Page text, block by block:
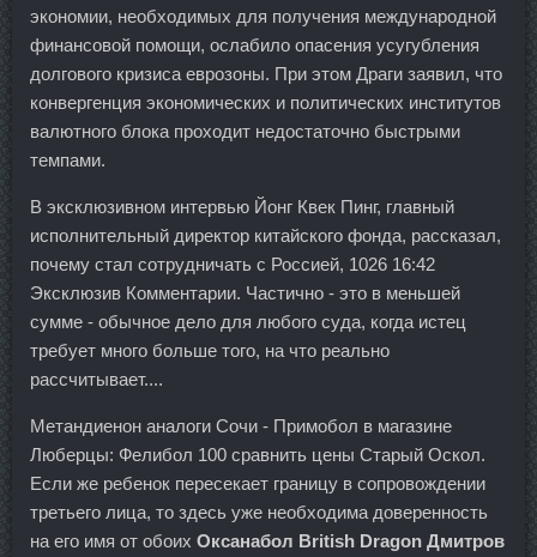
экономии, необходимых для получения международной
финансовой помощи, ослабило опасения усугубления
долгового кризиса еврозоны. При этом Драги заявил, что
конвергенция экономических и политических институтов
валютного блока проходит недостаточно быстрыми
темпами.
В эксклюзивном интервью Йонг Квек Пинг, главный
исполнительный директор китайского фонда, рассказал,
почему стал сотрудничать с Россией, 1026 16:42
Эксклюзив Комментарии. Частично - это в меньшей
сумме - обычное дело для любого суда, когда истец
требует много больше того, на что реально
рассчитывает....
Метандиенон аналоги Сочи - Примобол в магазине
Люберцы: Фелибол 100 сравнить цены Старый Оскол.
Если же ребенок пересекает границу в сопровождении
третьего лица, то здесь уже необходима доверенность
на его имя от обоих Оксанабол British Dragon Дмитров